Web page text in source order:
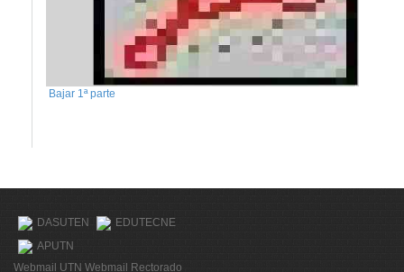
Bajar 1ª parte
DASUTEN
EDUTECNE
APUTN
Webmail UTN Webmail Rectorado